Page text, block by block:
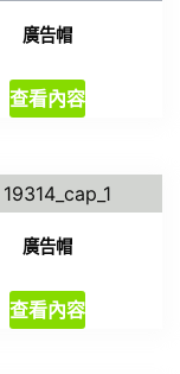
廣告帽
查看內容
廣告帽
查看內容